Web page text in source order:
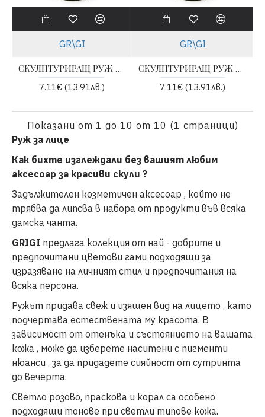
Руж за лице
Как бихте изглеждали без вашият любим
аксесоар за красиви скули ?
Задължителен козметичен аксесоар , който не
трябва да липсва в набора от продукти във всяка
дамска чанта.
GRIGI предлага колекция от най - добрите и
предпочитани цветови гами подходящи за
изразяване на личният стил и предпочитания на
всяка персона.
Ружът придава свеж и изящен вид на лицето , като
подчертава естествената му красота. В
зависимост от отенъка и състоянието на вашата
кожа , може да изберете наситени с пигменти
нюанси , за да придадете сияйност от сутринта
до вечерта.
Светло розово, праскова и корал са особено
подходящи тонове при светли типове кожа.
GR\GI
СКУЛПТУРИРАЩ РУЖ ЗА ЛИЦЕ - 15
7.11€ (13.91лв.)
GR\GI
СКУЛПТУРИРАЩ РУЖ ЗА ЛИЦЕ - 16
7.11€ (13.91лв.)
Показани от 1 до 10 от 10 (1 страници)